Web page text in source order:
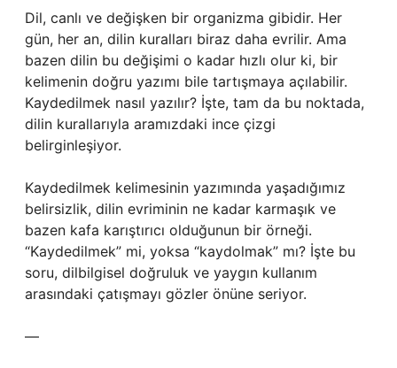
Dil, canlı ve değişken bir organizma gibidir. Her
gün, her an, dilin kuralları biraz daha evrilir. Ama
bazen dilin bu değişimi o kadar hızlı olur ki, bir
kelimenin doğru yazımı bile tartışmaya açılabilir.
Kaydedilmek nasıl yazılır? İşte, tam da bu noktada,
dilin kurallarıyla aramızdaki ince çizgi
belirginleşiyor.
Kaydedilmek kelimesinin yazımında yaşadığımız
belirsizlik, dilin evriminin ne kadar karmaşık ve
bazen kafa karıştırıcı olduğunun bir örneği.
“Kaydedilmek” mi, yoksa “kaydolmak” mı? İşte bu
soru, dilbilgisel doğruluk ve yaygın kullanım
arasındaki çatışmayı gözler önüne seriyor.
—